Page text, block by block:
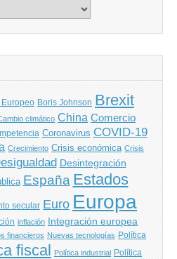
Boris Johnson Brexit
climático China Comercio
Coronavirus COVID-19
Crecimiento Crisis económica Crisis
Desintegración
España Estados
secular Euro Europa
inflación Integración europea
financieros Nuevas tecnologías Política
fiscal Política industrial Política